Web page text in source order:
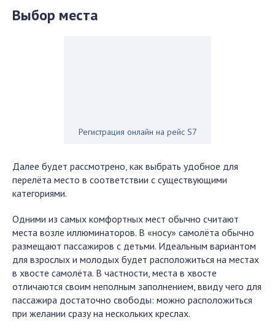
Выбор места
Регистрация онлайн на рейс S7
Далее будет рассмотрено, как выбрать удобное для
перелёта место в соответствии с существующими
категориями.
Одними из самых комфортных мест обычно считают
места возле иллюминаторов. В «носу» самолёта обычно
размещают пассажиров с детьми. Идеальным вариантом
для взрослых и молодых будет расположиться на местах
в хвосте самолёта. В частности, места в хвосте
отличаются своим неполным заполнением, ввиду чего для
пассажира достаточно свободы: можно расположиться
при желании сразу на нескольких креслах.